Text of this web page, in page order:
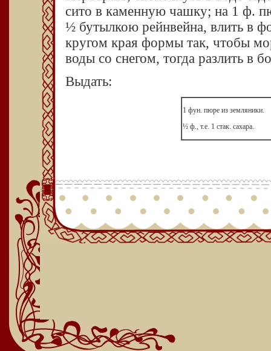
сито в каменную чашку; на 1 ф.
½ бутылкою рейнвейна, влить в
кругом края формы так, чтобы
воды со снегом, тогда разлить в
Выдать:
1 фун. пюре из земляники.
½ ф., т.е. 1 стак. сахара.